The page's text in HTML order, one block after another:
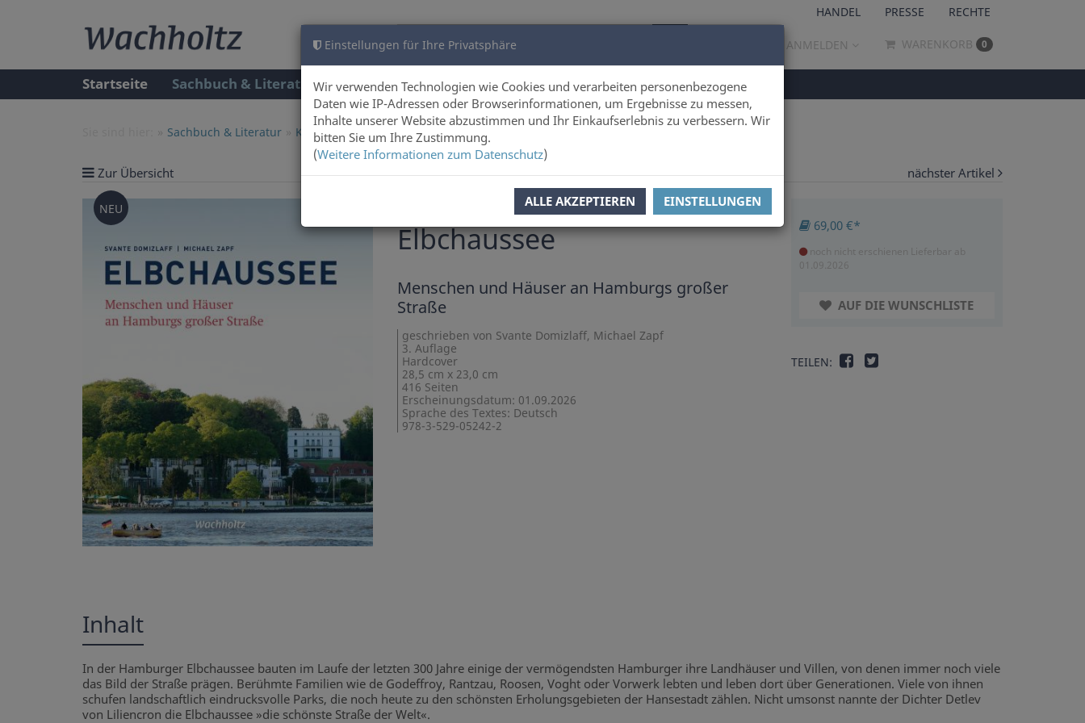
Einstellungen für Ihre Privatsphäre
Wir verwenden Technologien wie Cookies und verarbeiten personenbezogene
Daten wie IP-Adressen oder Browserinformationen, um Ergebnisse zu messen,
Inhalte unserer Website abzustimmen und Ihr Einkaufserlebnis zu verbessern. Wir
bitten Sie um Ihre Zustimmung.
(Weitere Informationen zum Datenschutz)
ALLE AKZEPTIEREN EINSTELLUNGEN
HANDEL PRESSE RECHTE
ANMELDEN WARENKORB 0
Startseite Sachbuch & Literatur Autoren Über uns
Sachbuch & Literatur Kunst & Architektur
Zur Übersicht Artikel zurück Artikel 8 von 13 nächster Artikel
NEU Michael Zapf
Elbchaussee
Menschen und Häuser an Hamburgs großer
Straße
geschrieben von Svante Domizlaff, Michael Zapf
3. Auflage
Hardcover
28,5 cm x 23,0 cm
416 Seiten
Erscheinungsdatum: 01.09.2026
Sprache des Textes: Deutsch
978-3-529-05242-2
69,00 €*
noch nicht erschienen Lieferbar ab
01.09.2026
AUF DIE WUNSCHLISTE
TEILEN:
Inhalt
In der Hamburger Elbchaussee bauten im Laufe der letzten 300 Jahre einige der vermögendsten Hamburger ihre Landhäuser und Villen, von denen immer noch viele
das Bild der Straße prägen. Berühmte Familien wie de Godeffroy, Rantzau, Roosen, Voght oder Vorwerk lebten und leben dort über Generationen. Viele von ihnen
schufen landschaftlich eindrucksvolle Parks, die noch heute zu den schönsten Erholungsgebieten der Hansestadt zählen. Nicht umsonst nannte der Dichter Detlev
von Liliencron die Elbchaussee »die schönste Straße der Welt«.